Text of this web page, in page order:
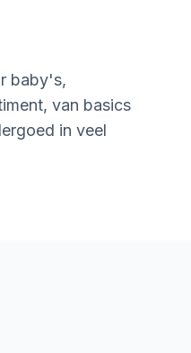
baby's,
van basics
in veel